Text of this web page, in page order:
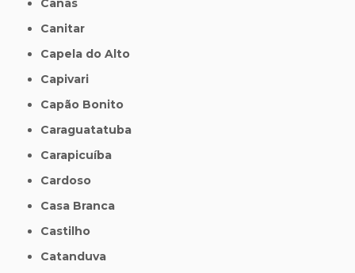
Canas
Canitar
Capela do Alto
Capivari
Capão Bonito
Caraguatatuba
Carapicuíba
Cardoso
Casa Branca
Castilho
Catanduva